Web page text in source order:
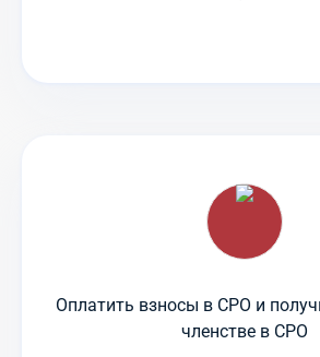
Оплатить взносы в СРО и
членстве в СРО